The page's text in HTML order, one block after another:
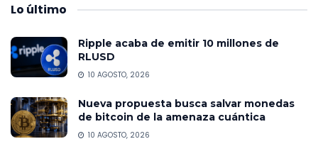
Lo último
Ripple acaba de emitir 10 millones de
RLUSD
10 AGOSTO, 2026
Nueva propuesta busca salvar monedas
de bitcoin de la amenaza cuántica
10 AGOSTO, 2026